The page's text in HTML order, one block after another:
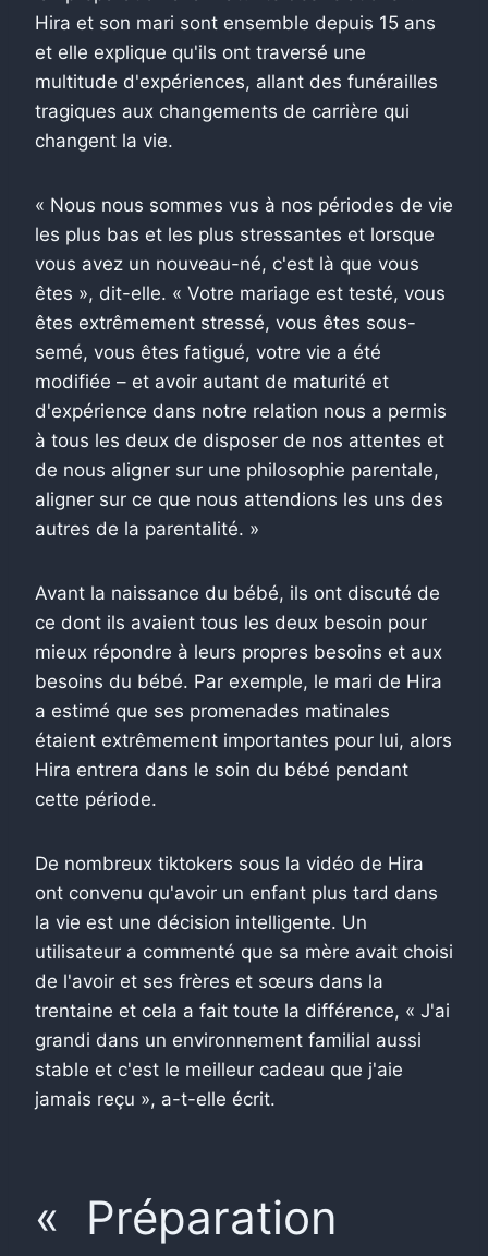
Hira et son mari sont ensemble depuis 15 ans
et elle explique qu'ils ont traversé une
multitude d'expériences, allant des funérailles
tragiques aux changements de carrière qui
changent la vie.
« Nous nous sommes vus à nos périodes de vie
les plus bas et les plus stressantes et lorsque
vous avez un nouveau-né, c'est là que vous
êtes », dit-elle. « Votre mariage est testé, vous
êtes extrêmement stressé, vous êtes sous-
semé, vous êtes fatigué, votre vie a été
modifiée – et avoir autant de maturité et
d'expérience dans notre relation nous a permis
à tous les deux de disposer de nos attentes et
de nous aligner sur une philosophie parentale,
aligner sur ce que nous attendions les uns des
autres de la parentalité. »
Avant la naissance du bébé, ils ont discuté de
ce dont ils avaient tous les deux besoin pour
mieux répondre à leurs propres besoins et aux
besoins du bébé. Par exemple, le mari de Hira
a estimé que ses promenades matinales
étaient extrêmement importantes pour lui, alors
Hira entrera dans le soin du bébé pendant
cette période.
De nombreux tiktokers sous la vidéo de Hira
ont convenu qu'avoir un enfant plus tard dans
la vie est une décision intelligente. Un
utilisateur a commenté que sa mère avait choisi
de l'avoir et ses frères et sœurs dans la
trentaine et cela a fait toute la différence, « J'ai
grandi dans un environnement familial aussi
stable et c'est le meilleur cadeau que j'aie
jamais reçu », a-t-elle écrit.
« Préparation